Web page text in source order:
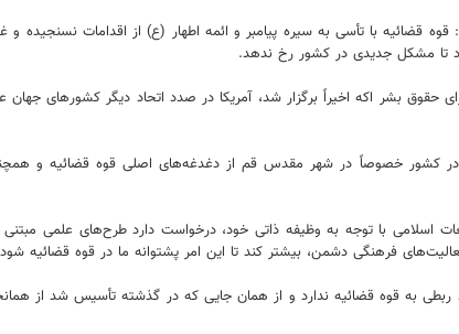
قضائیه با تأسی به سیره پیامبر و ائمه اطهار (ع) از اقدامات نسنجیده
تا مشکل جدیدی در کشور رخ ندهد.
بشر اکه اخیراً برگزار شد، آمریکا در صدد اتحاد دیگر کشورهای جهان
خصوصاً در شهر مقدس قم از دغدغه‌های اصلی قوه قضائیه و
اسلامی با توجه به وظیفه ذاتی خود، درخواست دارد طرح‌های علمی
فرهنگی دشمن، بیشتر کند تا این امر پشتوانه ما در قوه قضائیه
به قوه قضائیه ندارد و از همان جایی که در گذشته تأسیس شد از